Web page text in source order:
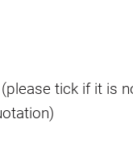
tick if it is